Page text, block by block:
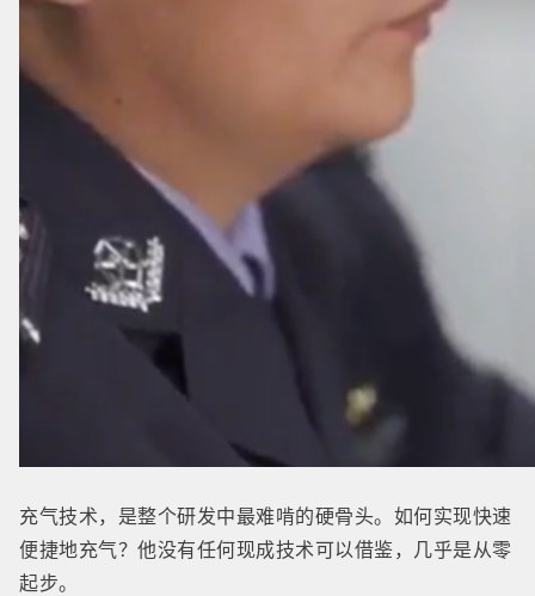
充气技术，是整个研发中最难啃的硬骨头。如何实现快速
便捷地充气？他没有任何现成技术可以借鉴，几乎是从零
起步。